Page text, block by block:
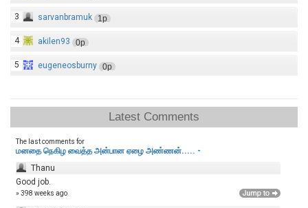
3 sarvanbramuk 1p
4 akilen93 0p
5 eugeneosburny 0p
Latest Comments
The last comments for
மனதை நெகிழ வைத்த அன்பான ஏழை அண்ணன்..... -
Thanu
Good job.
» 398 weeks ago